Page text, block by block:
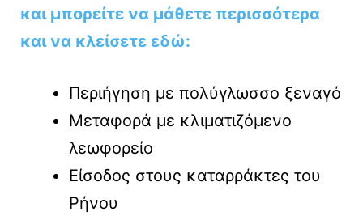
και μπορείτε να μάθετε περισσότερα
και να κλείσετε εδώ:
Περιήγηση με πολύγλωσσο ξεναγό
Μεταφορά με κλιματιζόμενο
λεωφορείο
Είσοδος στους καταρράκτες του
Ρήνου